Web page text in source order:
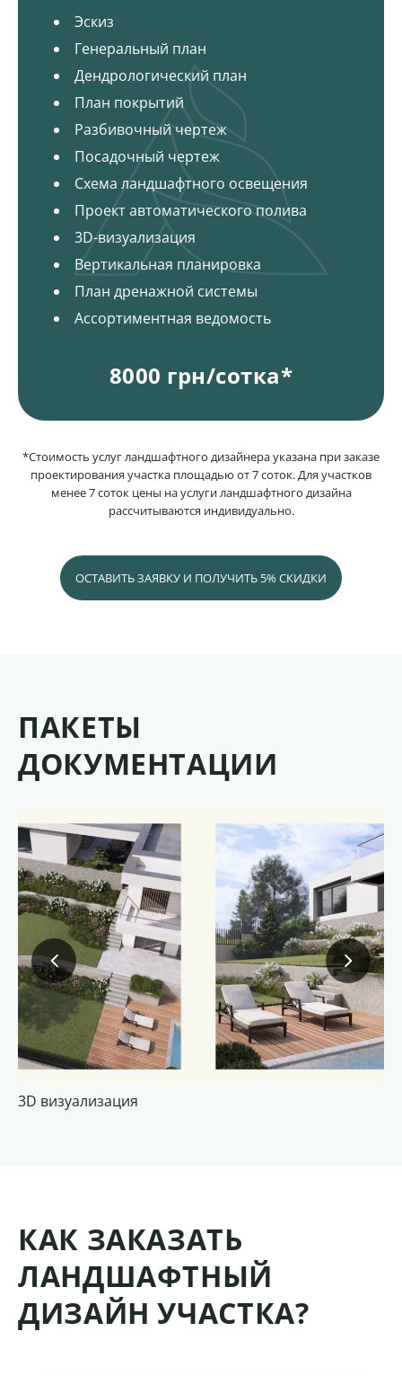
Эскиз
Генеральный план
Дендрологический план
План покрытий
Разбивочный чертеж
Посадочный чертеж
Схема ландшафтного освещения
Проект автоматического полива
3D-визуализация
Вертикальная планировка
План дренажной системы
Ассортиментная ведомость
8000 грн/сотка*
*Стоимость услуг ландшафтного дизайнера указана при заказе
проектирования участка площадью от 7 соток. Для участков
менее 7 соток цены на услуги ландшафтного дизайна
рассчитываются индивидуально.
ОСТАВИТЬ ЗАЯВКУ И ПОЛУЧИТЬ 5% СКИДКИ
ПАКЕТЫ
ДОКУМЕНТАЦИИ
3D визуализация
КАК ЗАКАЗАТЬ
ЛАНДШАФТНЫЙ
ДИЗАЙН УЧАСТКА?